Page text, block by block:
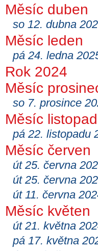
Měsíc duben
so 12. dubna
Měsíc leden
pá 24. ledna
Rok 2024
Měsíc
so 7. prosince
Měsíc listopad
pá 22. listopadu
Měsíc červen
út 25. června
út 25. června
út 11. června
Měsíc květen
út 21. května
pá 17. května